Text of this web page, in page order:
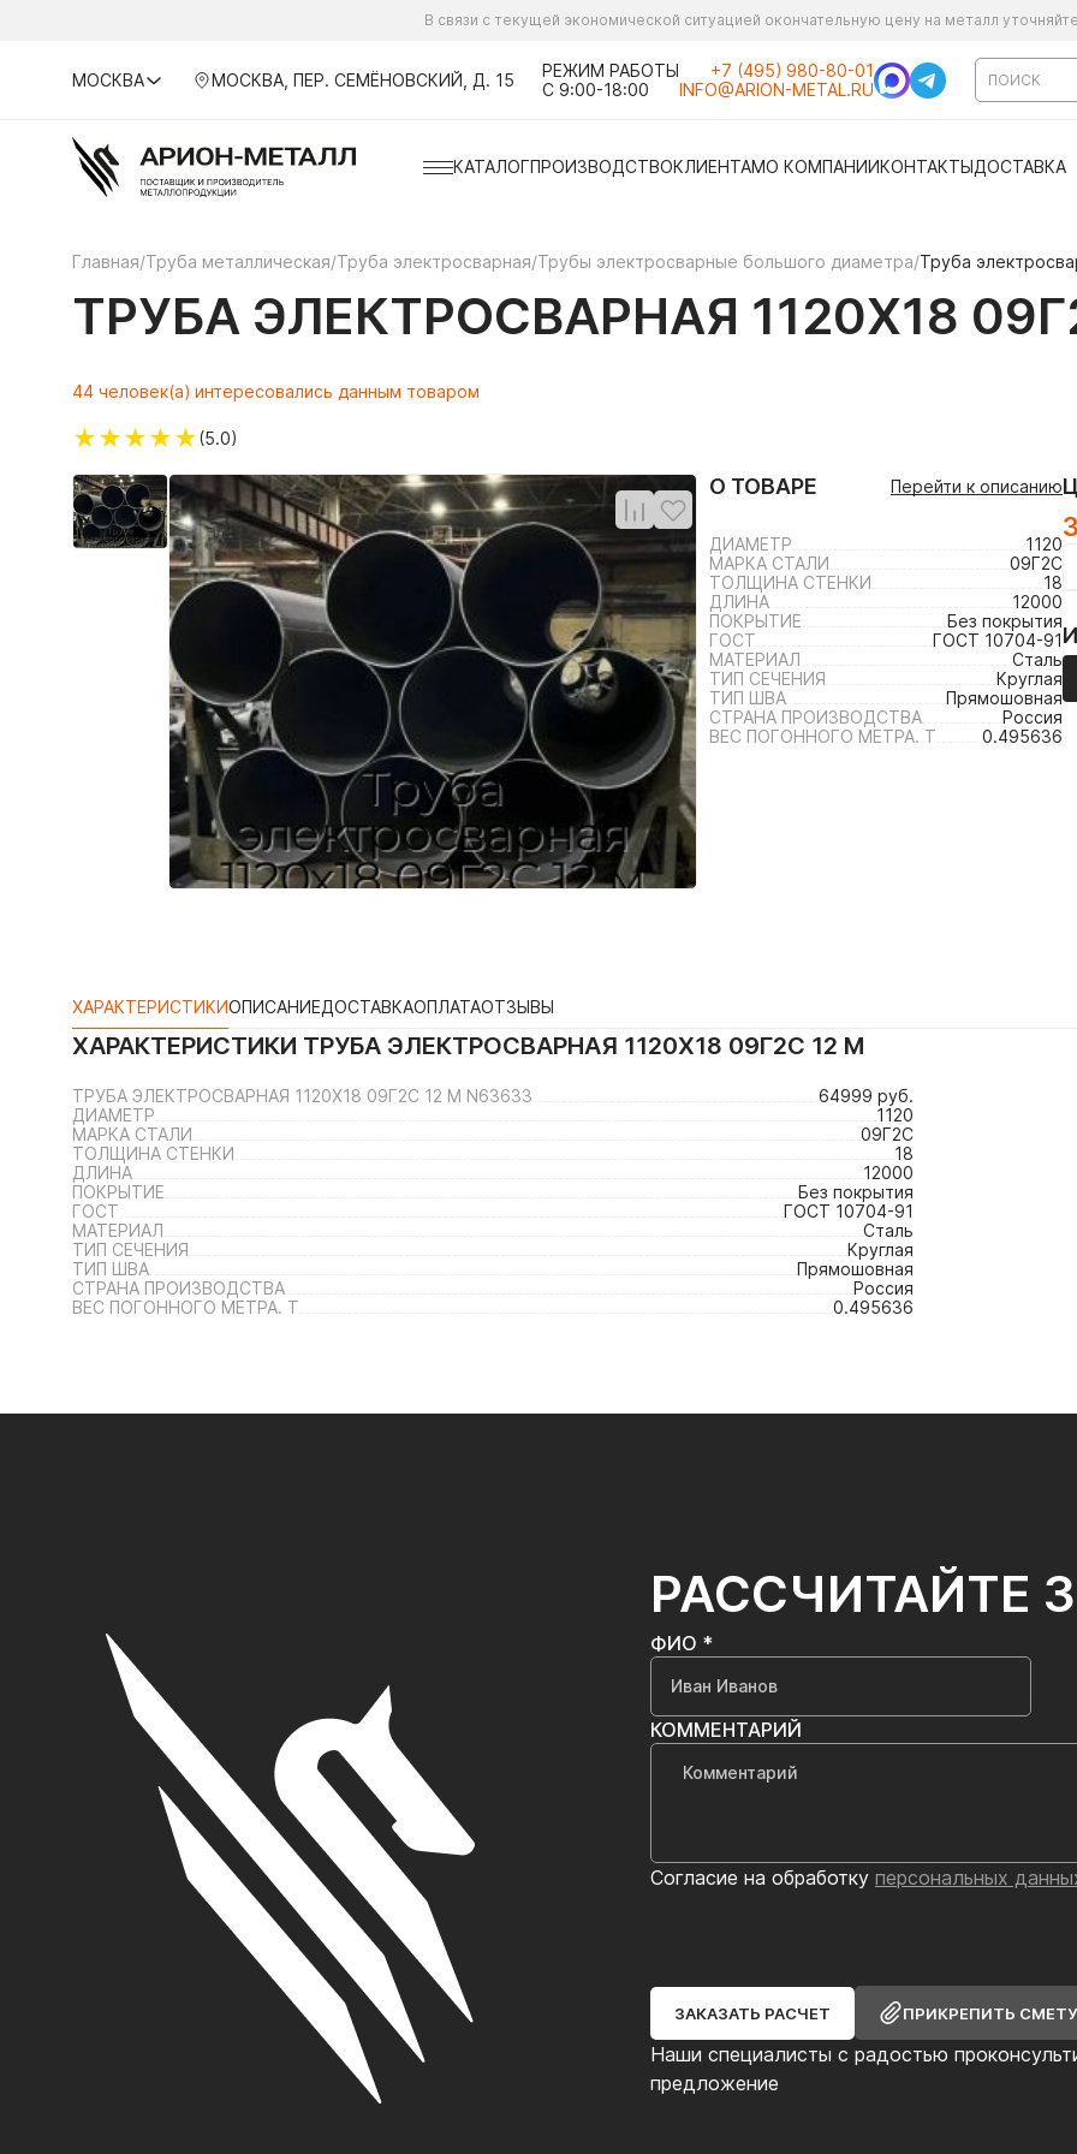
В связи с текущей экономической ситуацией окончательную цену на металл
МОСКВА МОСКВА, ПЕР. СЕМЁНОВСКИЙ, Д. 15
РЕЖИМ РАБОТЫ
С 9:00-18:00
+7 (495) 980-80-01
INFO@ARION-METAL.RU
КАТАЛОГПРОИЗВОДСТВОКЛИЕНТАМО КОМПАНИИКОНТАКТЫДОСТАВКА
Главная/Труба металлическая/Труба электросварная/Трубы электросварные большого диаметра/Труба
ТРУБА ЭЛЕКТРОСВАРНАЯ 1120Х18
44 человек(а) интересовались данным товаром
★★★★★(5.0)
О ТОВАРЕ Перейти к описанию
ДИАМЕТР
1120
МАРКА СТАЛИ
09Г2С
ТОЛЩИНА СТЕНКИ
18
ДЛИНА
12000
ПОКРЫТИЕ
Без покрытия
ГОСТ
ГОСТ 10704-91
МАТЕРИАЛ
Сталь
ТИП СЕЧЕНИЯ
Круглая
ТИП ШВА
Прямошовная
СТРАНА ПРОИЗВОДСТВА
Россия
ВЕС ПОГОННОГО МЕТРА. Т
0.495636
ХАРАКТЕРИСТИКИОПИСАНИЕДОСТАВКАОПЛАТАОТЗЫВЫ
ХАРАКТЕРИСТИКИ ТРУБА ЭЛЕКТРОСВАРНАЯ 1120Х18 09Г2С 12 М
ТРУБА ЭЛЕКТРОСВАРНАЯ 1120Х18 09Г2С 12 М N63633
64999 руб.
ДИАМЕТР
1120
МАРКА СТАЛИ
09Г2С
ТОЛЩИНА СТЕНКИ
18
ДЛИНА
12000
ПОКРЫТИЕ
Без покрытия
ГОСТ
ГОСТ 10704-91
МАТЕРИАЛ
Сталь
ТИП СЕЧЕНИЯ
Круглая
ТИП ШВА
Прямошовная
СТРАНА ПРОИЗВОДСТВА
Россия
ВЕС ПОГОННОГО МЕТРА. Т
0.495636
РАССЧИТАЙТЕ
Наши специалисты с радостью
предложение
ФИО *
КОММЕНТАРИЙ
Согласие на обработку персональных
ЗАКАЗАТЬ РАСЧЕТ ПРИКРЕПИТЬ СМЕТУ